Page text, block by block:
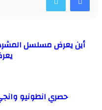
حصري انطونيو وانجي خوري 2025 كامل